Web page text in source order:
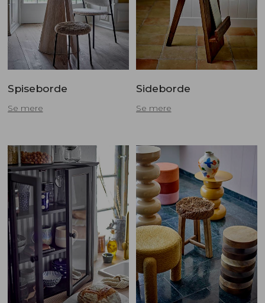
Spiseborde
Se mere
Sideborde
Se mere